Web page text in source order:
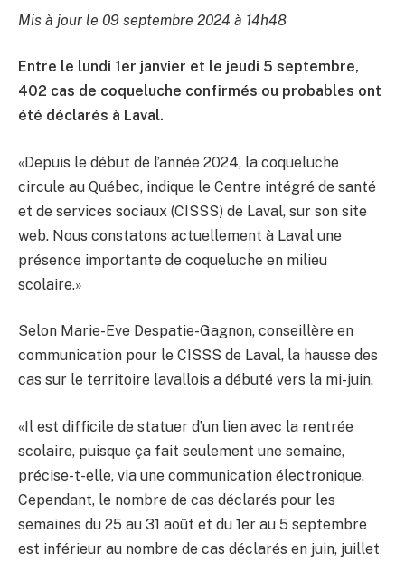
Mis à jour le 09 septembre 2024 à 14h48
Entre le lundi 1er janvier et le jeudi 5 septembre,
402 cas de coqueluche confirmés ou probables ont
été déclarés à Laval.
«Depuis le début de l’année 2024, la coqueluche
circule au Québec, indique le Centre intégré de santé
et de services sociaux (CISSS) de Laval, sur son site
web. Nous constatons actuellement à Laval une
présence importante de coqueluche en milieu
scolaire.»
Selon Marie-Eve Despatie-Gagnon, conseillère en
communication pour le CISSS de Laval, la hausse des
cas sur le territoire lavallois a débuté vers la mi-juin.
«Il est difficile de statuer d’un lien avec la rentrée
scolaire, puisque ça fait seulement une semaine,
précise-t-elle, via une communication électronique.
Cependant, le nombre de cas déclarés pour les
semaines du 25 au 31 août et du 1er au 5 septembre
est inférieur au nombre de cas déclarés en juin, juillet